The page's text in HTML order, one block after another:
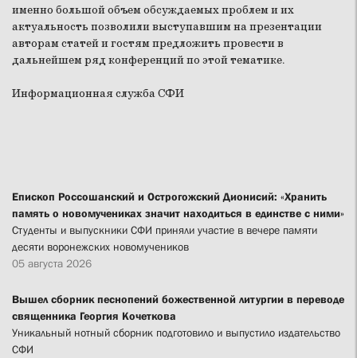
именно большой объем обсуждаемых проблем и их
актуальность позволили выступавшим на презентации
авторам статей и гостям предложить провести в
дальнейшем ряд конференций по этой тематике.
Информационная служба СФИ
Епископ Россошанский и Острогожский Дионисий: «Хранить
память о новомучениках значит находиться в единстве с ними»
Студенты и выпускники СФИ приняли участие в вечере памяти
десяти воронежских новомучеников
05 августа 2026
Вышел сборник песнопений божественной литургии в переводе
священника Георгия Кочеткова
Уникальный нотный сборник подготовило и выпустило издательство
СФИ